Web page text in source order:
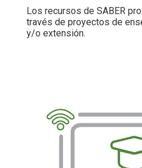
Los recursos de SABER
través de proyectos de
y/o extensión.